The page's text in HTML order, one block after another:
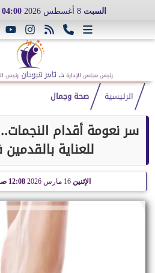
السبت 8 أغسطس 2026 04:00 مـ
رئيس مجلس الإدارة د. تامر قبودان رئيس
الرئيسية صحة وجمال
سر نعومة أقدام
للعناية
الإثنين 12:08 صـ